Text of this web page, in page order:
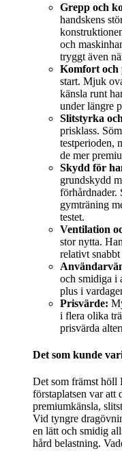
Grepp och
handskens
och
tryggt även
Komfort och
start. Mjuk
känsla runt
under längre
Slitstyrka
prisklass.
testperioden,
de mer
Skydd för
grundskydd
gymträning
testet.
Ventilation
stor nytta.
relativt snabbt
och smidiga i
plus i
Prisvärde:
i flera olika
prisvärda
Det som kunde
Det som främst höll
förstaplatsen var att
premiumkänsla,
Vid tyngre
en lätt och smidig
hård belastning.